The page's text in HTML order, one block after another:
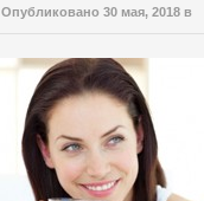
Опубликовано 30 мая, 2018 в